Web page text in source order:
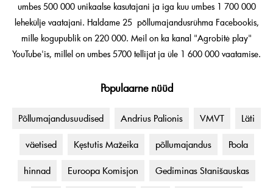
umbes 500 000 unikaalse kasutajani ja iga kuu umbes 1 700 000
lehekülje vaatajani. Haldame 25 põllumajandusrühma Facebookis,
mille kogupublik on 220 000. Meil on ka kanal "Agrobitė play"
YouTube'is, millel on umbes 5700 tellijat ja üle 1 600 000 vaatamise.
Populaarne nüüd
Põllumajandusuudised Andrius Palionis VMVT Läti
väetised Kęstutis Mažeika põllumajandus Poola
hinnad Euroopa Komisjon Gediminas Stanišauskas